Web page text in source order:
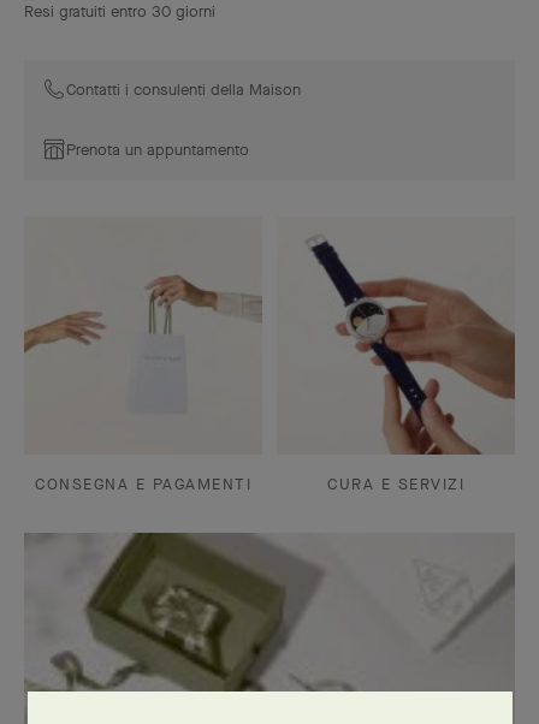
Resi gratuiti entro 30 giorni
Contatti i consulenti della Maison
Prenota un appuntamento
CONSEGNA E PAGAMENTI CURA E SERVIZI